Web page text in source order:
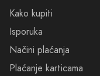
Kako kupiti
Isporuka
Načini plaćanja
Plaćanje karticama